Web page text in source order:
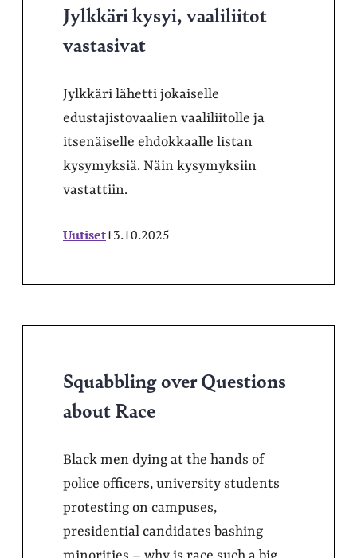
Jylkkäri kysyi, vaaliliitot
vastasivat
Jylkkäri lähetti jokaiselle
edustajistovaalien vaaliliitolle ja
itsenäiselle ehdokkaalle listan
kysymyksiä. Näin kysymyksiin
vastattiin.
Uutiset13.10.2025
Squabbling over Questions
about Race
Black men dying at the hands of
police officers, university students
protesting on campuses,
presidential candidates bashing